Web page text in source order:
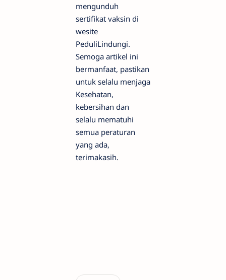
mengunduh
sertifikat vaksin di
wesite
PeduliLindungi.
Semoga artikel ini
bermanfaat, pastikan
untuk selalu menjaga
Kesehatan,
kebersihan dan
selalu mematuhi
semua peraturan
yang ada,
terimakasih.